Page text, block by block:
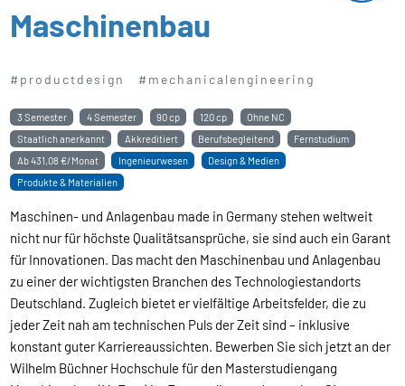
Maschinenbau
#productdesign #mechanicalengineering
3 Semester 4 Semester 90 cp 120 cp
Ohne NC
Staatlich anerkannt
Akkreditiert Berufsbegleitend
Fernstudium
Ab431,08 €/Monat Ingenieurwesen
Design & Medien
Produkte & Materialien
Maschinen- und Anlagenbau made in Germany stehen weltweit
nicht nur für höchste Qualitätsansprüche, sie sind auch ein Garant
für Innovationen. Das macht den Maschinenbau und Anlagenbau
zu einer der wichtigsten Branchen des Technologiestandorts
Deutschland. Zugleich bietet er vielfältige Arbeitsfelder, die zu
jeder Zeit nah am technischen Puls der Zeit sind – inklusive
konstant guter Karriereaussichten. Bewerben Sie sich jetzt an der
Wilhelm Büchner Hochschule für den Masterstudiengang